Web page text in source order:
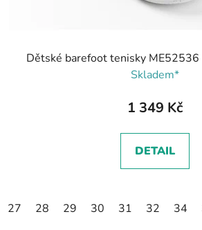
Dětské barefoot tenisky ME52536
Skladem*
1 349 Kč
DETAIL
27 28 29 30 31 32 34